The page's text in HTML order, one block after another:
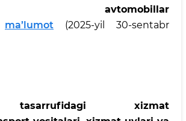
avtomobillar
ma’lumot (2025-yil 30-sentabr
xizmat